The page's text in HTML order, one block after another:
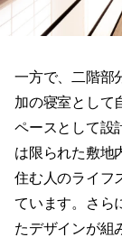
一方で、二階部
加の寝室として
ペースとして設
は限られた敷地
住む人のライフ
ています。さら
たデザインが組